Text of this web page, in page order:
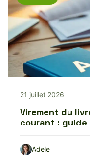
21 juillet 2026
Virement du
courant : guide
Adele